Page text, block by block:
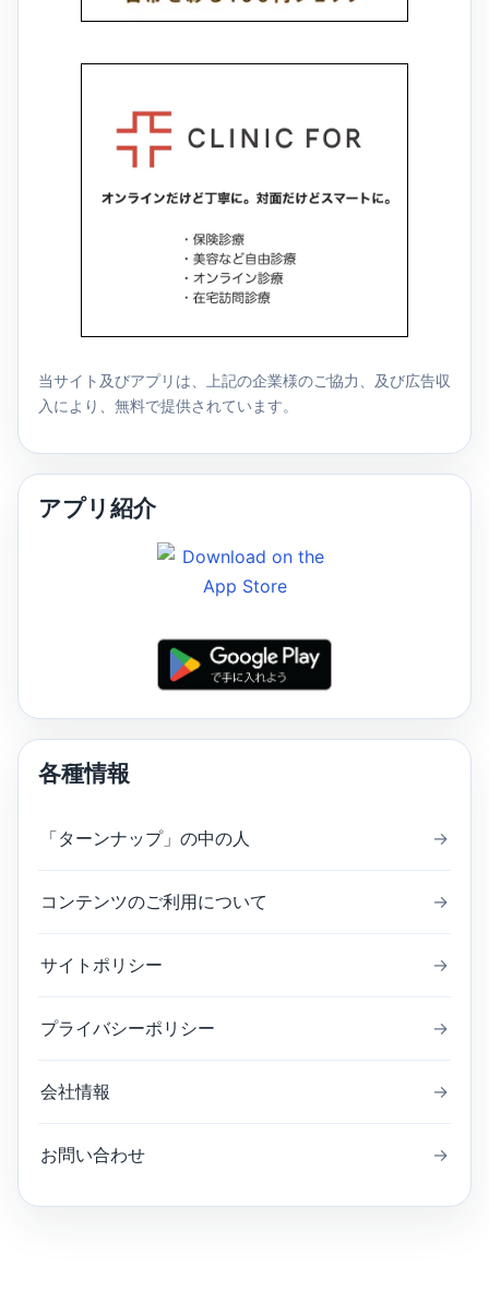
当サイト及びアプリは、上記の企業様のご協力、及び広告収
入により、無料で提供されています。
アプリ紹介
各種情報
「ターンナップ」の中の人 →
コンテンツのご利用について →
サイトポリシー →
プライバシーポリシー →
会社情報 →
お問い合わせ →